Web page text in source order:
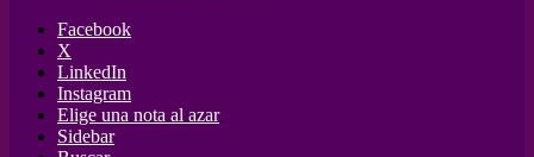
Facebook
X
LinkedIn
Instagram
Elige una nota al azar
Sidebar